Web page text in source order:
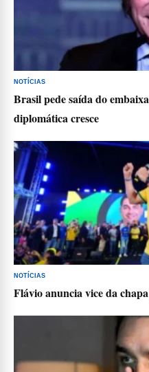
NOTÍCIAS
Brasil pede saída do
diplomática cresce
NOTÍCIAS
Flávio anuncia vice da